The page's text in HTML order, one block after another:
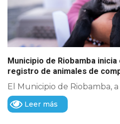
Municipio de Riobamba
registro de animales de
El Municipio de Riobamba, a
Leer más